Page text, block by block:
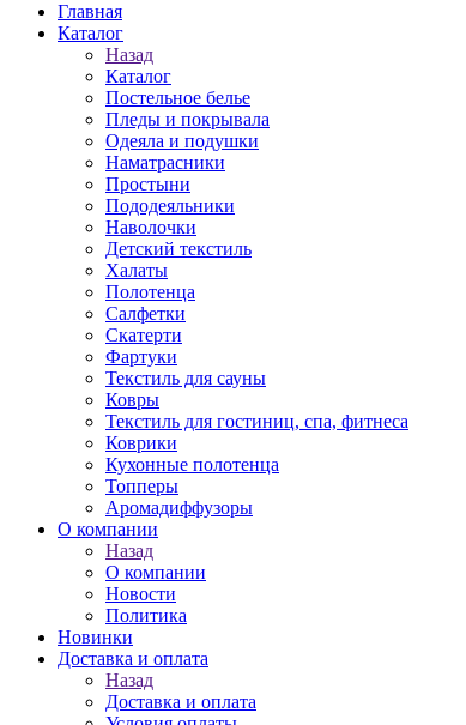
Главная
Каталог
Назад
Каталог
Постельное белье
Пледы и покрывала
Одеяла и подушки
Наматрасники
Простыни
Пододеяльники
Наволочки
Детский текстиль
Халаты
Полотенца
Салфетки
Скатерти
Фартуки
Текстиль для сауны
Ковры
Текстиль для гостиниц, спа, фитнеса
Коврики
Кухонные полотенца
Топперы
Аромадиффузоры
О компании
Назад
О компании
Новости
Политика
Новинки
Доставка и оплата
Назад
Доставка и оплата